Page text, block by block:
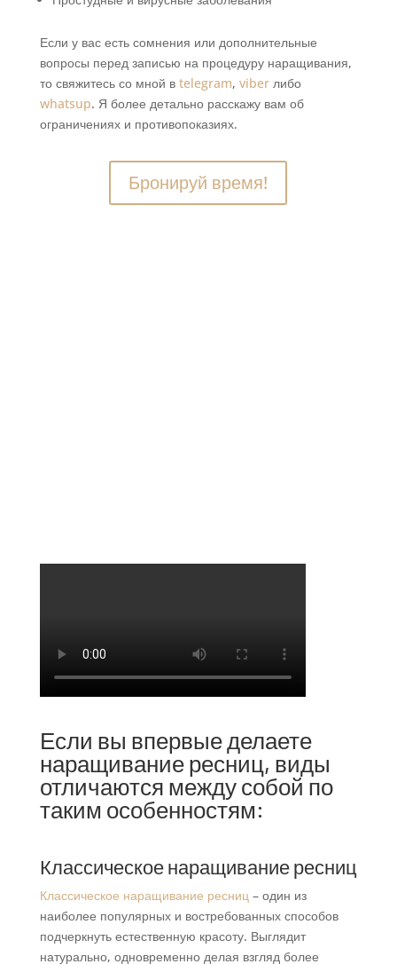
Если у вас есть сомнения или дополнительные
вопросы перед записью на процедуру наращивания,
то свяжитесь со мной в telegram, viberлибо
whatsup. Я более детально расскажу вам об
ограничениях и противопоказиях.
Бронируй время!
Если вы впервые делаете
наращивание ресниц, виды
отличаются между собой по
таким особенностям:
Классическое наращивание ресниц
Классическое наращивание ресниц– один из
наиболее популярных и востребованных способов
подчеркнуть естественную красоту. Выглядит
натурально, одновременно делая взгляд более